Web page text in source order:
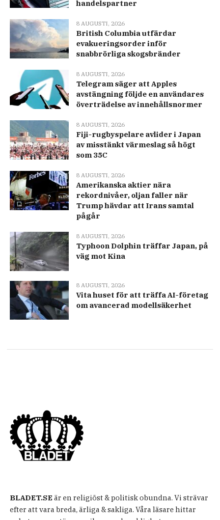
handelspartner
8 AUGUSTI, 2026
British Columbia utfärdar
evakueringsorder inför
snabbrörliga skogsbränder
8 AUGUSTI, 2026
Telegram säger att Apples
avstängning följde en användares
överträdelse av innehållsnormer
8 AUGUSTI, 2026
Fiji-rugbyspelare avlider i Japan
av misstänkt värmeslag så högt
som 35C
8 AUGUSTI, 2026
Amerikanska aktier nära
rekordnivåer, oljan faller när
Trump hävdar att Irans samtal
pågår
8 AUGUSTI, 2026
Typhoon Dolphin träffar Japan, på
väg mot Kina
8 AUGUSTI, 2026
Vita huset för att träffa AI-företag
om avancerad modellsäkerhet
BLADET.SE är en religiöst & politisk obundna. Vi strävar
efter att vara breda, ärliga & sakliga. Våra läsare hittar